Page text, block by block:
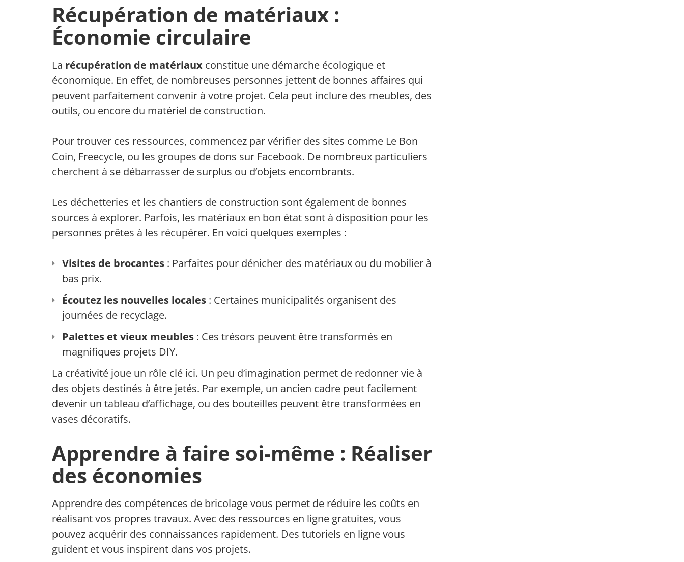
Récupération de matériaux :
Économie circulaire
La récupération de matériaux constitue une démarche écologique et
économique. En effet, de nombreuses personnes jettent de bonnes affaires qui
peuvent parfaitement convenir à votre projet. Cela peut inclure des meubles, des
outils, ou encore du matériel de construction.
Pour trouver ces ressources, commencez par vérifier des sites comme Le Bon
Coin, Freecycle, ou les groupes de dons sur Facebook. De nombreux particuliers
cherchent à se débarrasser de surplus ou d’objets encombrants.
Les déchetteries et les chantiers de construction sont également de bonnes
sources à explorer. Parfois, les matériaux en bon état sont à disposition pour les
personnes prêtes à les récupérer. En voici quelques exemples :
Visites de brocantes : Parfaites pour dénicher des matériaux ou du mobilier à
bas prix.
Écoutez les nouvelles locales : Certaines municipalités organisent des
journées de recyclage.
Palettes et vieux meubles : Ces trésors peuvent être transformés en
magnifiques projets DIY.
La créativité joue un rôle clé ici. Un peu d’imagination permet de redonner vie à
des objets destinés à être jetés. Par exemple, un ancien cadre peut facilement
devenir un tableau d’affichage, ou des bouteilles peuvent être transformées en
vases décoratifs.
Apprendre à faire soi-même : Réaliser
des économies
Apprendre des compétences de bricolage vous permet de réduire les coûts en
réalisant vos propres travaux. Avec des ressources en ligne gratuites, vous
pouvez acquérir des connaissances rapidement. Des tutoriels en ligne vous
guident et vous inspirent dans vos projets.